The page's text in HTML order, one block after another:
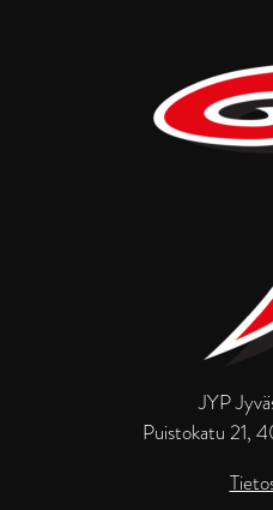
JYP
Puistokatu 21,